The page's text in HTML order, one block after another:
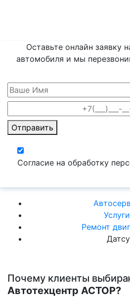
Оставьте онлайн заявку
автомобиля и мы
Отправить
Согласие на обработку
Услуги
Ремонт
Почему клиенты
Автотехцентр АСТОР?